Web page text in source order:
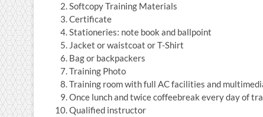
Softcopy Training Materials
Certificate
Stationeries: note book and ballpoint
Jacket or waistcoat or T-Shirt
Bag or backpackers
Training Photo
Training room with full AC facilities and
Once lunch and twice coffeebreak every day of
Qualified instructor